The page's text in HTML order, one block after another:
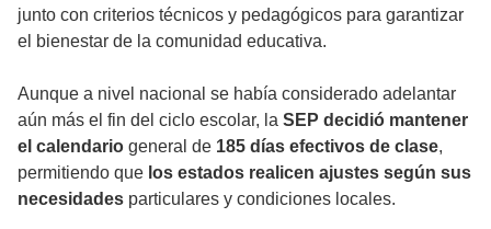
junto con criterios técnicos y pedagógicos para garantizar
el bienestar de la comunidad educativa.
Aunque a nivel nacional se había considerado adelantar
aún más el fin del ciclo escolar, la SEP decidió mantener
el calendario general de 185 días efectivos de clase,
permitiendo que los estados realicen ajustes según sus
necesidades particulares y condiciones locales.